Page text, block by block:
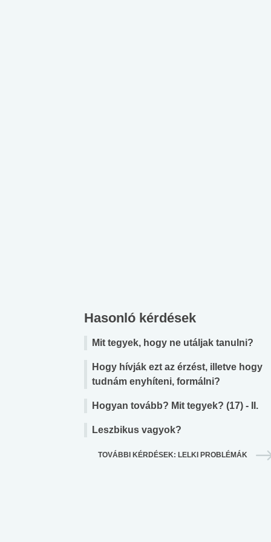
Hasonló kérdések
Mit tegyek, hogy ne utáljak tanulni?
Hogy hívják ezt az érzést, illetve hogy
tudnám enyhíteni, formálni?
Hogyan tovább? Mit tegyek? (17) - II.
Leszbikus vagyok?
TOVÁBBI KÉRDÉSEK: LELKI PROBLÉMÁK